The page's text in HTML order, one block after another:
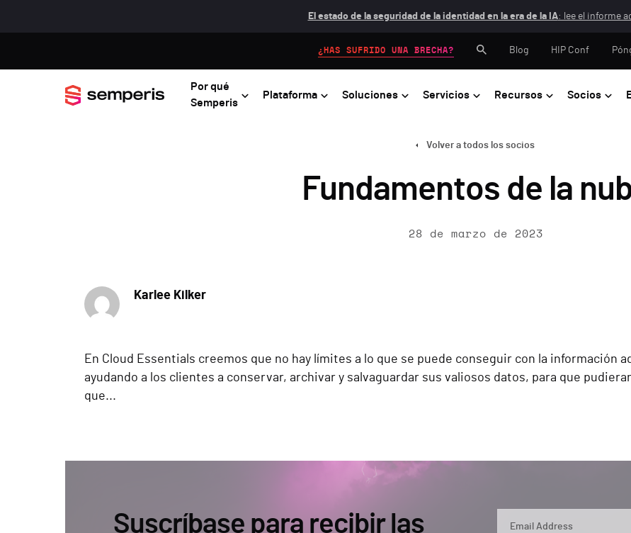
El estado de la seguridad de la identidad en la era de la IA: lee el informe
Por qué
Semperis
Plataforma Soluciones Servicios Recursos Socios
¿HAS SUFRIDO UNA BRECHA? Blog HIP Conf
Volver a todos los socios
Fundamentos de la
28 de marzo de 2023
Karlee Kilker
En Cloud Essentials creemos que no hay límites a lo que se puede conseguir con la información
ayudando a los clientes a conservar, archivar y salvaguardar sus valiosos datos, para que
que...
Suscríbase para recibir las